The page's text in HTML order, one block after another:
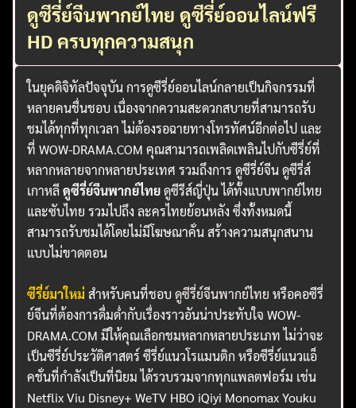
ดูซีรี่ย์จีนพากย์ไทย ดูซีรี่ย์ออนไลน์ฟรี
HD ครบทุกความสนุก
ในยุคดิจิทัลปัจจุบัน การดูซีรี่ย์ออนไลน์กลายเป็นกิจกรรมที่
หลายคนชื่นชอบ เนื่องจากความสะดวกสบายที่สามารถรับ
ชมได้ทุกที่ทุกเวลา ไม่ต้องรอฉายทางโทรทัศน์อีกต่อไป และ
ที่ WOW-DRAMA.COM คุณสามารถเพลิดเพลินไปกับซีรี่ย์ที่
หลากหลายจากหลายประเทศ รวมถึงการ ดูซีรี่ย์จีน ดูซีรี่ส์
เกาหลีดูซีรี่ย์จีนพากย์ไทยดูซีรีส์ญี่ปุ่น ได้ทั้งแบบพากย์ไทย
และซับไทย รวมไปถึง ละครไทยย้อนหลัง ซึ่งทั้งหมดนี้
สามารถรับชมได้โดยไม่มีโฆษณาคั่น สร้างความสนุกสนาน
แบบไม่ขาดตอน
ซีรี่ย์มาใหม่ สำหรับคนที่ชอบดูซีรี่ย์จีนพากย์ไทย หรือคอซีรี่
ย์จีนที่ต้องการดื่มด่ำกับเรื่องราวอันน่าประทับใจ WOW-
DRAMA.COM มีให้คุณเลือกชมหลากหลายประเภท ไม่ว่าจะ
เป็นซีรี่ย์ประวัติศาสตร์ ซีรี่ย์แนวโรแมนติก หรือซีรี่ย์แนวแอ็
คชั่นที่กำลังเป็นที่นิยม ได้รวบรวมจากทุกแพลตฟอร์ม เช่น
Netflix Viu Disney+ WeTV HBO iQiyi Monomax Youku